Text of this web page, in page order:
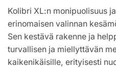
Kolibri XL:n monipuolisuus
erinomaisen valinnan
Sen kestävä rakenne ja
turvallisen ja miellyttävän
kaikenikäisille, erityisesti